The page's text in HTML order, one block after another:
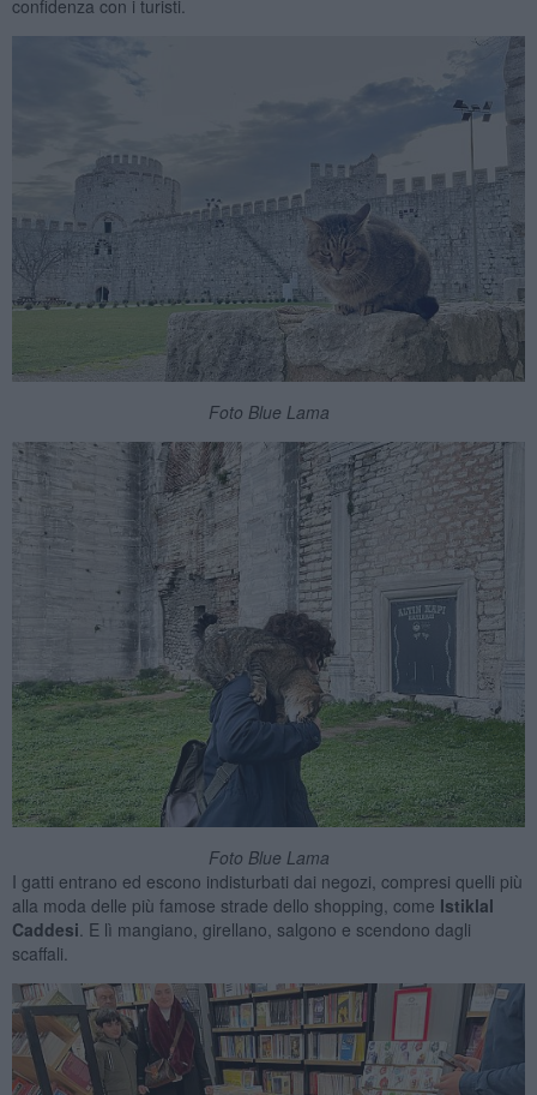
confidenza con i turisti.
Foto Blue Lama
Foto Blue Lama
I gatti entrano ed escono indisturbati dai negozi, compresi quelli più
alla moda delle più famose strade dello shopping, come Istiklal
Caddesi . E lì mangiano, girellano, salgono e scendono dagli
scaffali.